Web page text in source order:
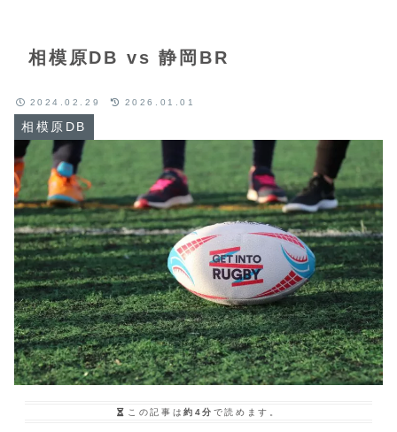
相模原DB vs 静岡BR
相模原DB
2024.02.29 2026.01.01
この記事は約4分 で読めます。